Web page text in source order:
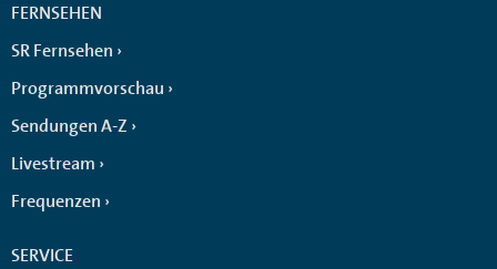
FERNSEHEN
SR Fernsehen
Programmvorschau
Sendungen A-Z
Livestream
Frequenzen
SERVICE